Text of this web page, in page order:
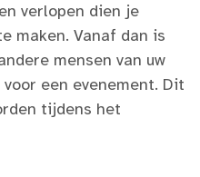
verlopen dien je
maken. Vanaf dan is
mensen van uw
een evenement. Dit
tijdens het